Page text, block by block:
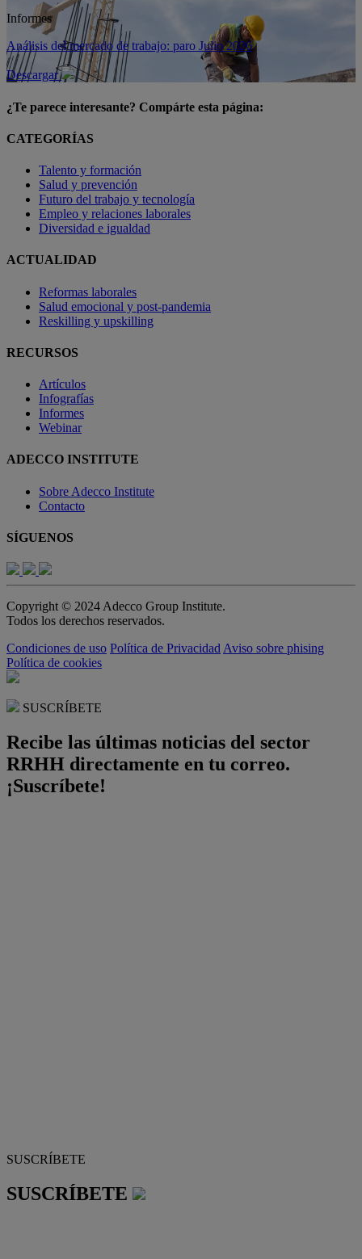
Informes
Análisis del mercado de trabajo: paro Julio 2026
Descargar
¿Te parece interesante? Compárte esta página:
CATEGORÍAS
Talento y formación
Salud y prevención
Futuro del trabajo y tecnología
Empleo y relaciones laborales
Diversidad e igualdad
ACTUALIDAD
Reformas laborales
Salud emocional y post-pandemia
Reskilling y upskilling
RECURSOS
Artículos
Infografías
Informes
Webinar
ADECCO INSTITUTE
Sobre Adecco Institute
Contacto
SÍGUENOS
Copyright © 2024 Adecco Group Institute.
Todos los derechos reservados.
Condiciones de uso Política de Privacidad Aviso sobre phising
Política de cookies
SUSCRÍBETE
Recibe las últimas noticias del sector
RRHH directamente en tu correo.
¡Suscríbete!
SUSCRÍBETE
SUSCRÍBETE